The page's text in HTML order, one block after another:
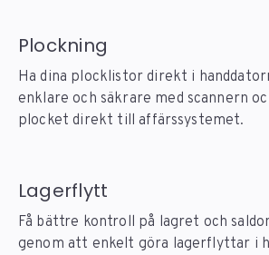
Plockning
Ha dina plocklistor direkt i
enklare och säkrare med scannern
plocket direkt till affärssystemet.
Lagerflytt
Få bättre kontroll på lagret och
genom att enkelt göra lagerflyttar i